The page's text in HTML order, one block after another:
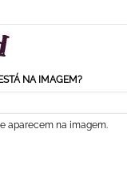
NA IMAGEM?
aparecem na imagem.